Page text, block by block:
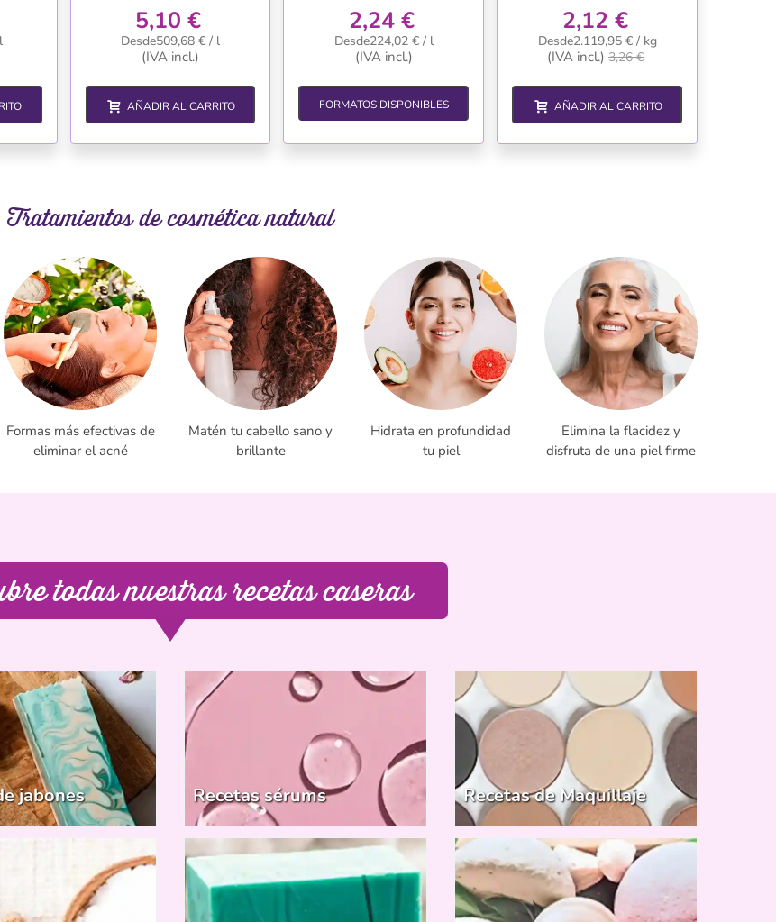
5,10 €
Desde509,68 € / l
(IVA incl.)
AÑADIR AL CARRITO
2,24 €
Desde224,02 € / l
(IVA incl.)
FORMATOS DISPONIBLES
2,12 €
Desde2.119,95 € / kg
(IVA incl.) 3,26 €
AÑADIR AL CARRITO
Tratamientos de cosmética natural
Formas más efectivas de
eliminar el acné
Matén tu cabello sano y
brillante
Hidrata en profundidad
tu piel
Elimina la flacidez y
disfruta de una piel firme
todas nuestras recetas caseras
jabones Recetas sérums Recetas de Maquillaje